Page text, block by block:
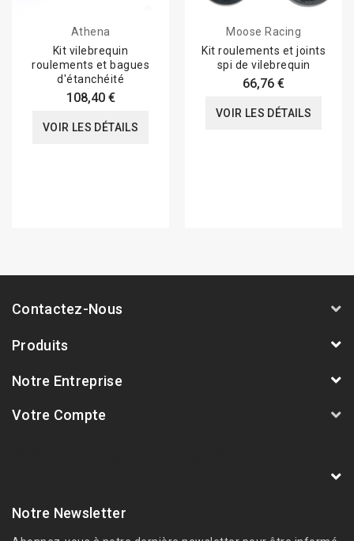
Athena
Kit vilebrequin
roulements et bagues
d'étanchéité
108,40 €
VOIR LES DÉTAILS
Moose Racing
Kit roulements et joints
spi de vilebrequin
66,76 €
VOIR LES DÉTAILS
Contactez-Nous
Produits
Notre Entreprise
Votre Compte
Notre Newsletter